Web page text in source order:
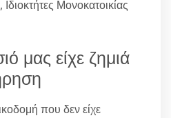
Μονοκατοικίας
μας είχε ζημιά
που δεν είχε